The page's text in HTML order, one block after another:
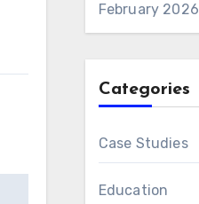
February 2026
Categories
Case Studies
Education